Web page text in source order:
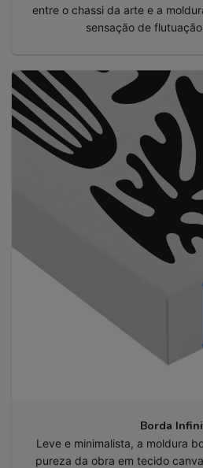
entre o chassi da arte e a
sensação de
Borda
Leve e minimalista, a moldura
pureza da obra em tecido